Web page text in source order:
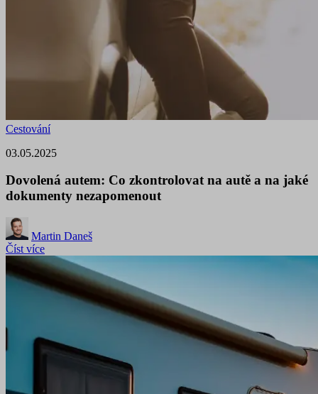
Cestování
03.05.2025
Dovolená autem: Co zkontrolovat na autě a na jaké
dokumenty nezapomenout
Martin Daneš
Číst více